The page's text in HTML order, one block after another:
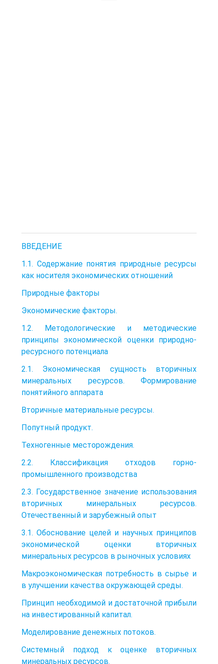
ВВЕДЕНИЕ
1.1. Содержание понятия природные ресурсы
как носителя экономических отношений
Природные факторы
Экономические факторы.
1.2. Методологические и методические
принципы экономической оценки природно-
ресурсного потенциала
2.1. Экономическая сущность вторичных
минеральных ресурсов. Формирование
понятийного аппарата
Вторичные материальные ресурсы.
Попутный продукт.
Техногенные месторождения.
2.2. Классификация отходов горно-
промышленного производства
2.3. Государственное значение использования
вторичных минеральных ресурсов.
Отечественный и зарубежный опыт
3.1. Обоснование целей и научных принципов
экономической оценки вторичных
минеральных ресурсов в рыночных условиях
Макроэкономическая потребность в сырье и
в улучшении качества окружающей среды.
Принцип необходимой и достаточной прибыли
на инвестированный капитал.
Моделирование денежных потоков.
Системный подход к оценке вторичных
минеральных ресурсов.